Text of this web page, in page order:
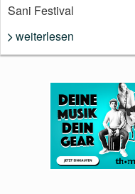
Sani Festival
weiterlesen